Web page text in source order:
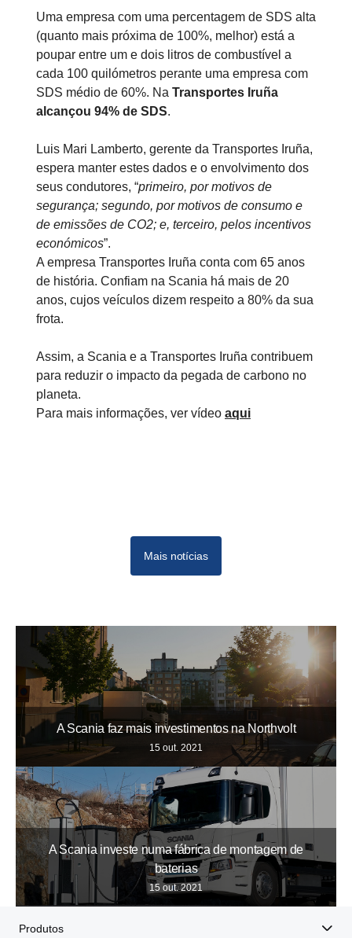
Uma empresa com uma percentagem de SDS alta
(quanto mais próxima de 100%, melhor) está a
poupar entre um e dois litros de combustível a
cada 100 quilómetros perante uma empresa com
SDS médio de 60%. Na Transportes Iruña
alcançou 94% de SDS.
Luis Mari Lamberto, gerente da Transportes Iruña,
espera manter estes dados e o envolvimento dos
seus condutores, “primeiro, por motivos de
segurança; segundo, por motivos de consumo e
de emissões de CO2; e, terceiro, pelos incentivos
económicos”.
A empresa Transportes Iruña conta com 65 anos
de história. Confiam na Scania há mais de 20
anos, cujos veículos dizem respeito a 80% da sua
frota.
Assim, a Scania e a Transportes Iruña contribuem
para reduzir o impacto da pegada de carbono no
planeta.
Para mais informações, ver vídeo aqui
Mais notícias
A Scania faz mais investimentos na Northvolt
15 out. 2021
A Scania investe numa fábrica de montagem de
baterias
15 out. 2021
Produtos